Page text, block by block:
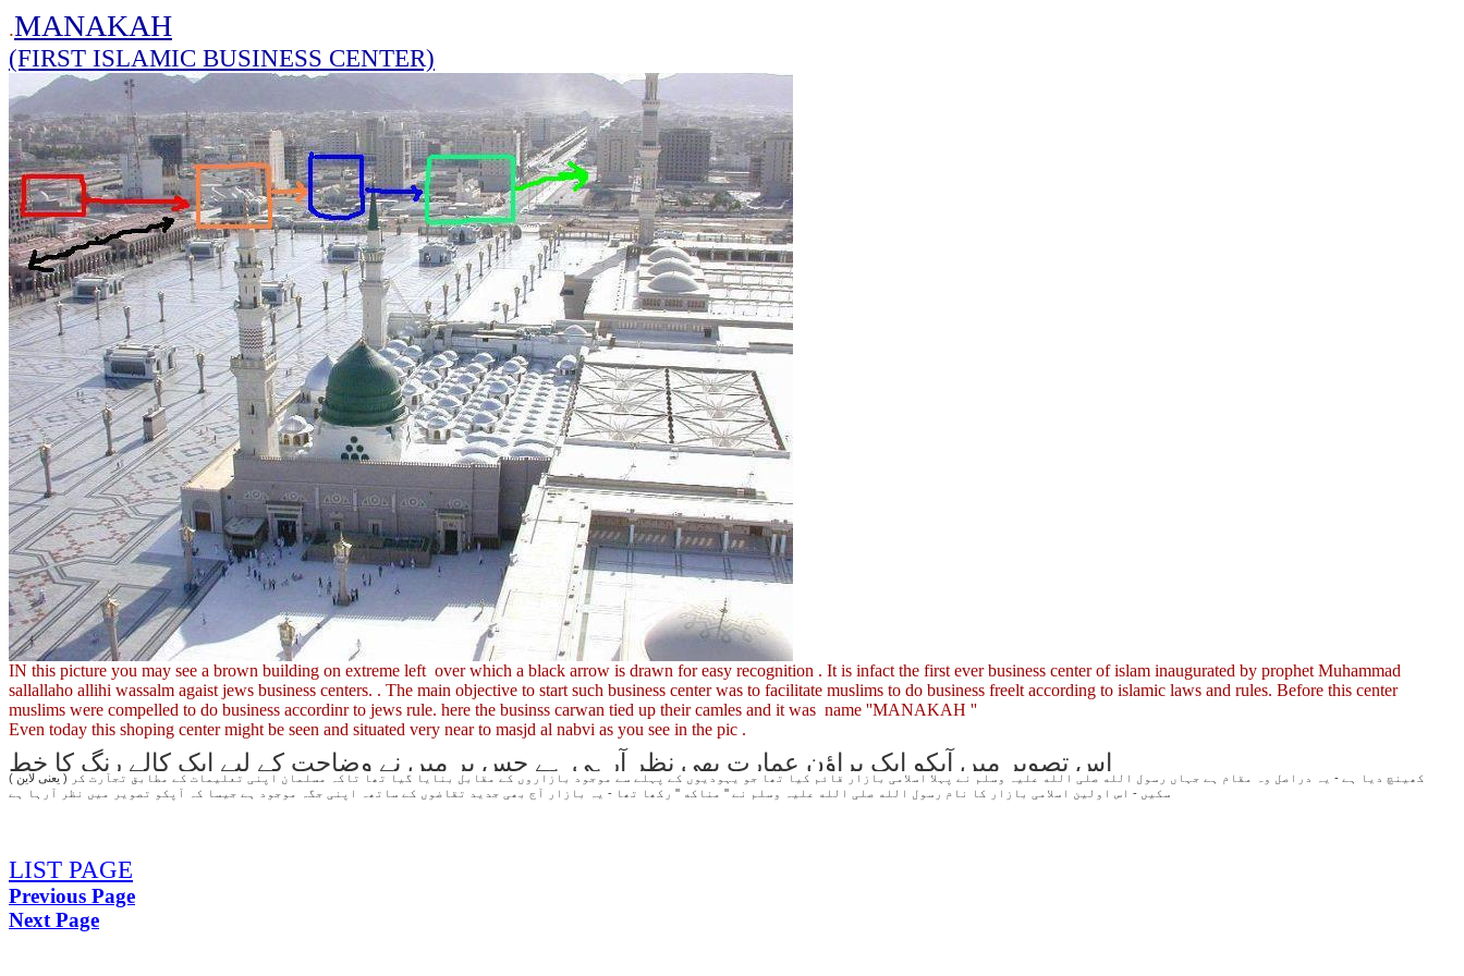
.MANAKAH
(FIRST ISLAMIC BUSINESS CENTER)
IN this picture you may see a brown building on extreme left over which a black arrow is drawn for easy recognition . It is infact the first ever business center of islam inaugurated by prophet Muhammad
sallallaho allihi wassalm agaist jews business centers. . The main objective to start such business center was to facilitate muslims to do business freelt according to islamic laws and rules. Before this center
muslims were compelled to do business accordinr to jews rule. here the businss carwan tied up their camles and it was name ''MANAKAH ''
Even today this shoping center might be seen and situated very near to masjd al nabvi as you see in the pic .
اس تصویر میں آپکو ایک براؤن عمارت بھی نظر آرہی ہے جس پر میں نے وضاحت کے لیے ایک کالے رنگ کا خط
( یعنی لاین ) کھینچ دیا ہے - یہ دراصل وہ مقام ہے جہاں رسول الله صلی الله علیہ وسلم نے پہلا اسلامی بازار قائم کیا تھا جو یہودیوں کے پہلے سے موجود بازاروں کے مقابل بنایا گیا تھا تاکہ مسلمان اپنی تعلیمات کے مطابق تجآرت کر
LIST PAGE
Previous Page
Next Page